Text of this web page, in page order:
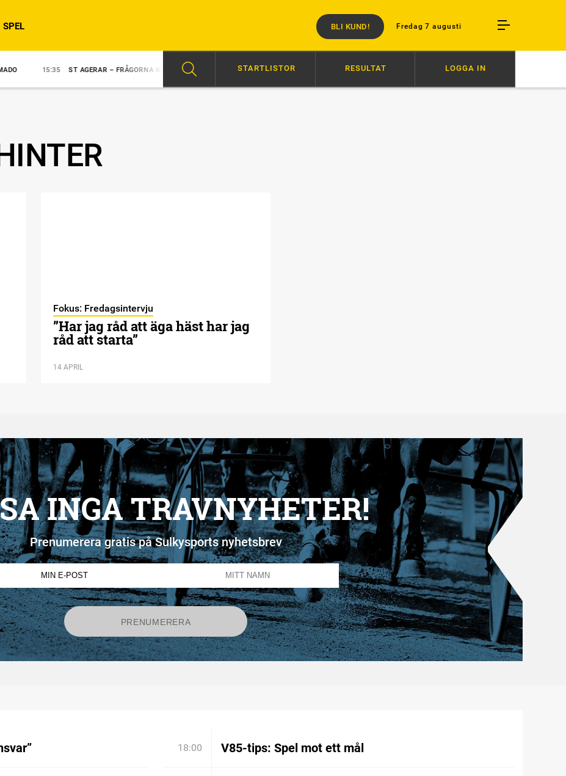
Fredag 7 augusti
SPEL BLI KUND!
15:35 ST AGERAR – FRÅGORNA KVARSTÅR 14:05 SKRIVER TRAVHISTORIA? ”VI BÄR ETT PROFESSIONELLT ANSVAR”
STARTLISTOR RESULTAT LOGGA IN
Fokus: Fredagsintervju
”Har jag råd att äga häst har jag
råd att starta”
14 APRIL
INGA TRAVNYHETER!
Prenumerera gratis på Sulkysports nyhetsbrev
18:00 V85-tips: Spel mot ett mål